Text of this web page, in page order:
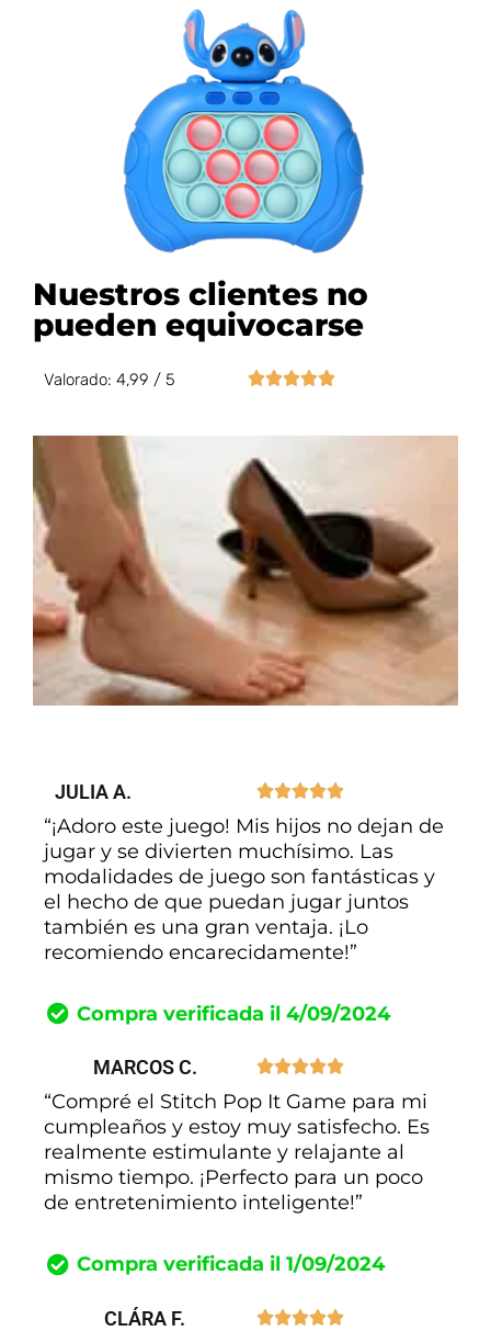
Nuestros clientes no
pueden equivocarse
Valorado: 4,99 / 5 
JULIA A. 
“¡Adoro este juego! Mis hijos no dejan de
jugar y se divierten muchísimo. Las
modalidades de juego son fantásticas y
el hecho de que puedan jugar juntos
también es una gran ventaja. ¡Lo
recomiendo encarecidamente!”
Compra verificada il 4/09/2024
MARCOS C. 
“Compré el Stitch Pop It Game para mi
cumpleaños y estoy muy satisfecho. Es
realmente estimulante y relajante al
mismo tiempo. ¡Perfecto para un poco
de entretenimiento inteligente!”
Compra verificada il 1/09/2024
CLÁRA F. 